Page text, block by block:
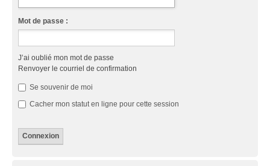
Mot de passe :
J’ai oublié mon mot de passe
Renvoyer le courriel de confirmation
Se souvenir de moi
Cacher mon statut en ligne pour cette session